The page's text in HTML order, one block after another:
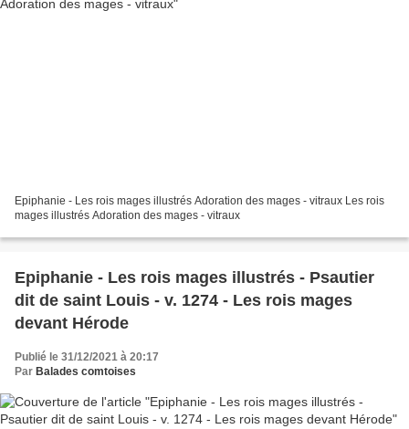
Epiphanie - Les rois mages illustrés Adoration des mages - vitraux Les rois
mages illustrés Adoration des mages - vitraux
Epiphanie - Les rois mages illustrés - Psautier
dit de saint Louis - v. 1274 - Les rois mages
devant Hérode
Publié le 31/12/2021 à 20:17
Par Balades comtoises